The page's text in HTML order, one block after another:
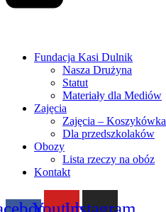
Fundacja Kasi Dulnik
Nasza Drużyna
Statut
Materiały dla Mediów
Zajęcia
Zajęcia – Koszykówka
Dla przedszkolaków
Obozy
Lista rzeczy na obóz
Kontakt
YoutubeInstagram